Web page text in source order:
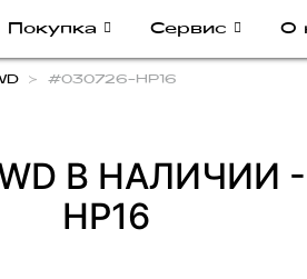
Покупка Сервис О
#030726-HP16
В
HP16